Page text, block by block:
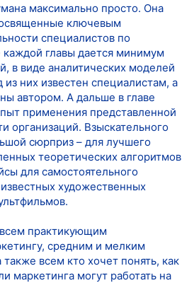
максимально просто. Она
ключевым
специалистов по
каждой главы дается минимум
в виде аналитических моделей
них известен специалистам, а
автором. А дальше в главе
применения представленной
организаций. Взыскательного
сюрприз – для лучшего
теоретических алгоритмов
для самостоятельного
художественных
практикующим
средним и мелким
всем кто хочет понять, как
маркетинга могут работать на